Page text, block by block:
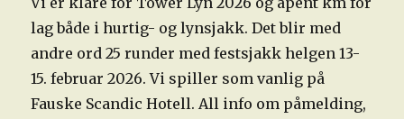
lag både i hurtig- og lynsjakk. Det blir med
andre ord 25 runder med festsjakk helgen 13-
15. februar 2026. Vi spiller som vanlig på
Fauske Scandic Hotell. All info om påmelding,